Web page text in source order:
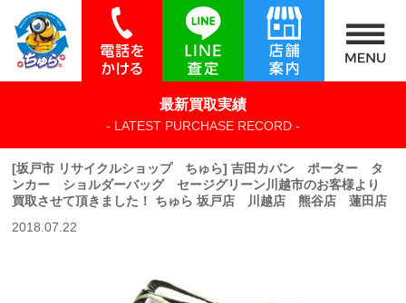
最新買取実績
- LATEST PURCHASE RECORD -
[坂戸市 リサイクルショップ ちゅら] 吉田カバン ポーター タ
ンカー ショルダーバッグ セージグリーン川越市のお客様より
買取させて頂きました！ ちゅら 坂戸店 川越店 熊谷店 蓮田店
2018.07.22